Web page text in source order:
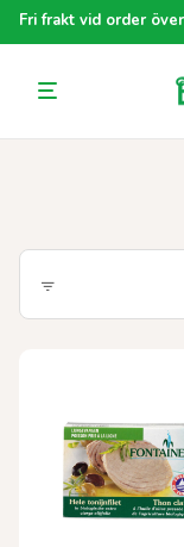
Fri frakt vid order